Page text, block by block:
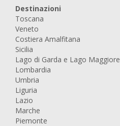
Destinazioni
Toscana
Veneto
Costiera Amalfitana
Sicilia
Lago di Garda e Lago Maggiore
Lombardia
Umbria
Liguria
Lazio
Marche
Piemonte